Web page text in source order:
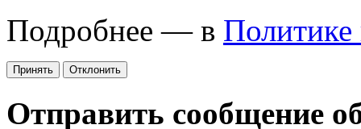
Подробнее — в Политике
Принять Отклонить
Отправить сообщение